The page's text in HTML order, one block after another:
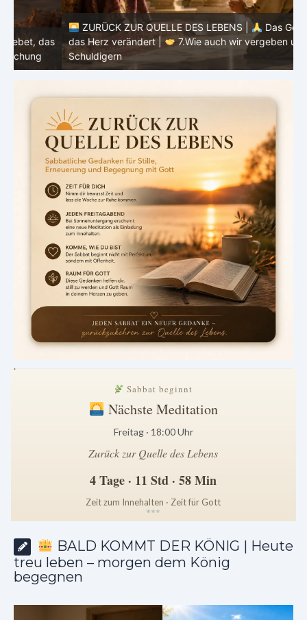
ZURÜCK ZUR QUELLE DES LEBENS |
Das Gebet, das
das Herz verändert |
7.Wie auch wir vergeben unsern
Schuldigern
.
Sabbat beginnt
Nächste Meditation
Freitag · 18:00 Uhr
Zurück zur Quelle des Lebens
4 Tage · 11 Std · 58 Min
Zeit zum Innehalten · Zeit für Gott
***
BALD KOMMT DER KÖNIG | Heute
treu leben – morgen dem König
begegnen